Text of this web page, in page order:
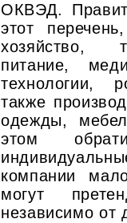
ОКВЭД.
этот
хозяйство,
питание,
технологии,
также
одежды,
этом
компании
могут
независимо от